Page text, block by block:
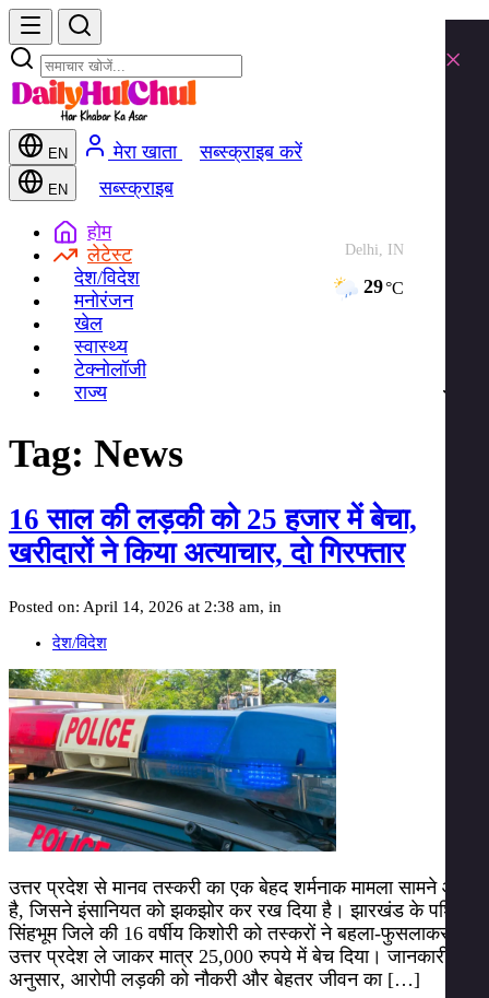
EN मेरा खाता सब्स्क्राइब करें
EN सब्स्क्राइब
Delhi, IN
29°C
होम
लेटेस्ट
देश/विदेश
मनोरंजन
खेल
स्वास्थ्य
टेक्नोलॉजी
राज्य
Tag: News
16 साल की लड़की को 25 हजार में बेचा,
खरीदारों ने किया अत्याचार, दो गिरफ्तार
Posted on: April 14, 2026 at 2:38 am, in
देश/विदेश
उत्तर प्रदेश से मानव तस्करी का एक बेहद शर्मनाक मामला सामने आया
है, जिसने इंसानियत को झकझोर कर रख दिया है। झारखंड के पश्चिमी
सिंहभूम जिले की 16 वर्षीय किशोरी को तस्करों ने बहला-फुसलाकर
उत्तर प्रदेश ले जाकर मात्र 25,000 रुपये में बेच दिया। जानकारी के
अनुसार, आरोपी लड़की को नौकरी और बेहतर जीवन का […]
×